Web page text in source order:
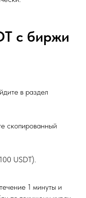
с биржи
в раздел
скопированный
USDT).
1 минуты и